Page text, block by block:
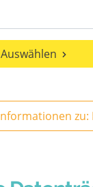
Auswählen